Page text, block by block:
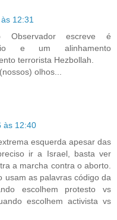
12:31
escreve é
e um alinhamento
terrorista Hezbollah.
olhos...
às 12:40
esquerda apesar das
ir a Israel, basta ver
a marcha contra o aborto.
usam as palavras código da
escolhem protesto vs
escolhem activista vs